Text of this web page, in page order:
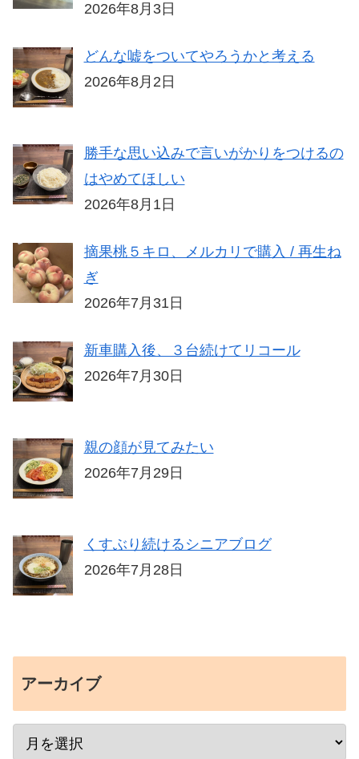
2026年8月3日
どんな嘘をついてやろうかと考える
2026年8月2日
勝手な思い込みで言いがかりをつけるの
はやめてほしい
2026年8月1日
摘果桃５キロ、メルカリで購入 / 再生ね
ぎ
2026年7月31日
新車購入後、３台続けてリコール
2026年7月30日
親の顔が見てみたい
2026年7月29日
くすぶり続けるシニアブログ
2026年7月28日
アーカイブ